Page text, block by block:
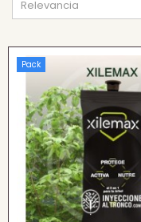
Relevancia
Pack